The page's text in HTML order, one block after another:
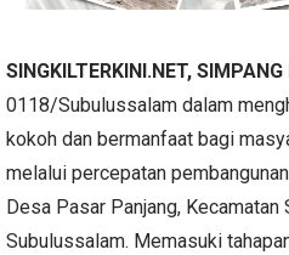
SINGKILTERKINI.NET, SIMPANG
0118/Subulussalam dalam
kokoh dan bermanfaat bagi
melalui percepatan
Desa Pasar Panjang, Kecamatan
Subulussalam. Memasuki